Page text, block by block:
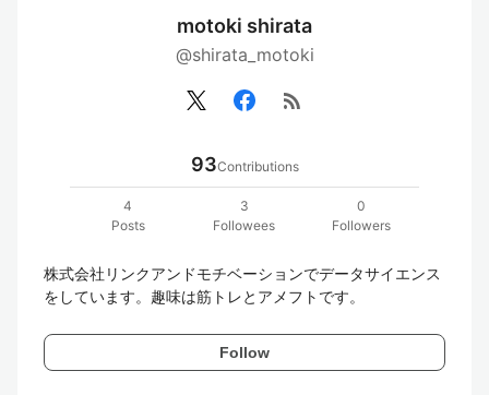
motoki shirata
@shirata_motoki
rss_feed
93Contributions
4
Posts
3
Followees
0
Followers
株式会社リンクアンドモチベーションでデータサイエンス
をしています。趣味は筋トレとアメフトです。
Follow